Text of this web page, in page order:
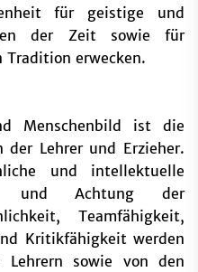
für geistige und
der Zeit sowie für
Tradition erwecken.
Menschenbild ist die
der Lehrer und Erzieher.
und intellektuelle
und Achtung der
Teamfähigkeit,
Kritikfähigkeit werden
Lehrern sowie von den